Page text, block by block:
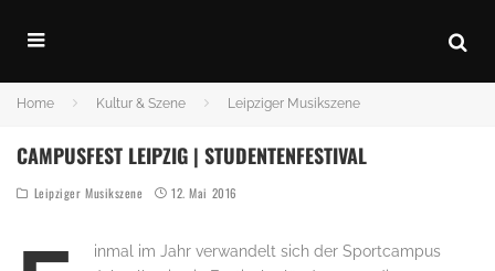
Home Kultur & Szene Leipziger Musikszene
CAMPUSFEST LEIPZIG | STUDENTENFESTIVAL
Leipziger Musikszene 12. Mai 2016
inmal im Jahr verwandelt sich der Sportcampus